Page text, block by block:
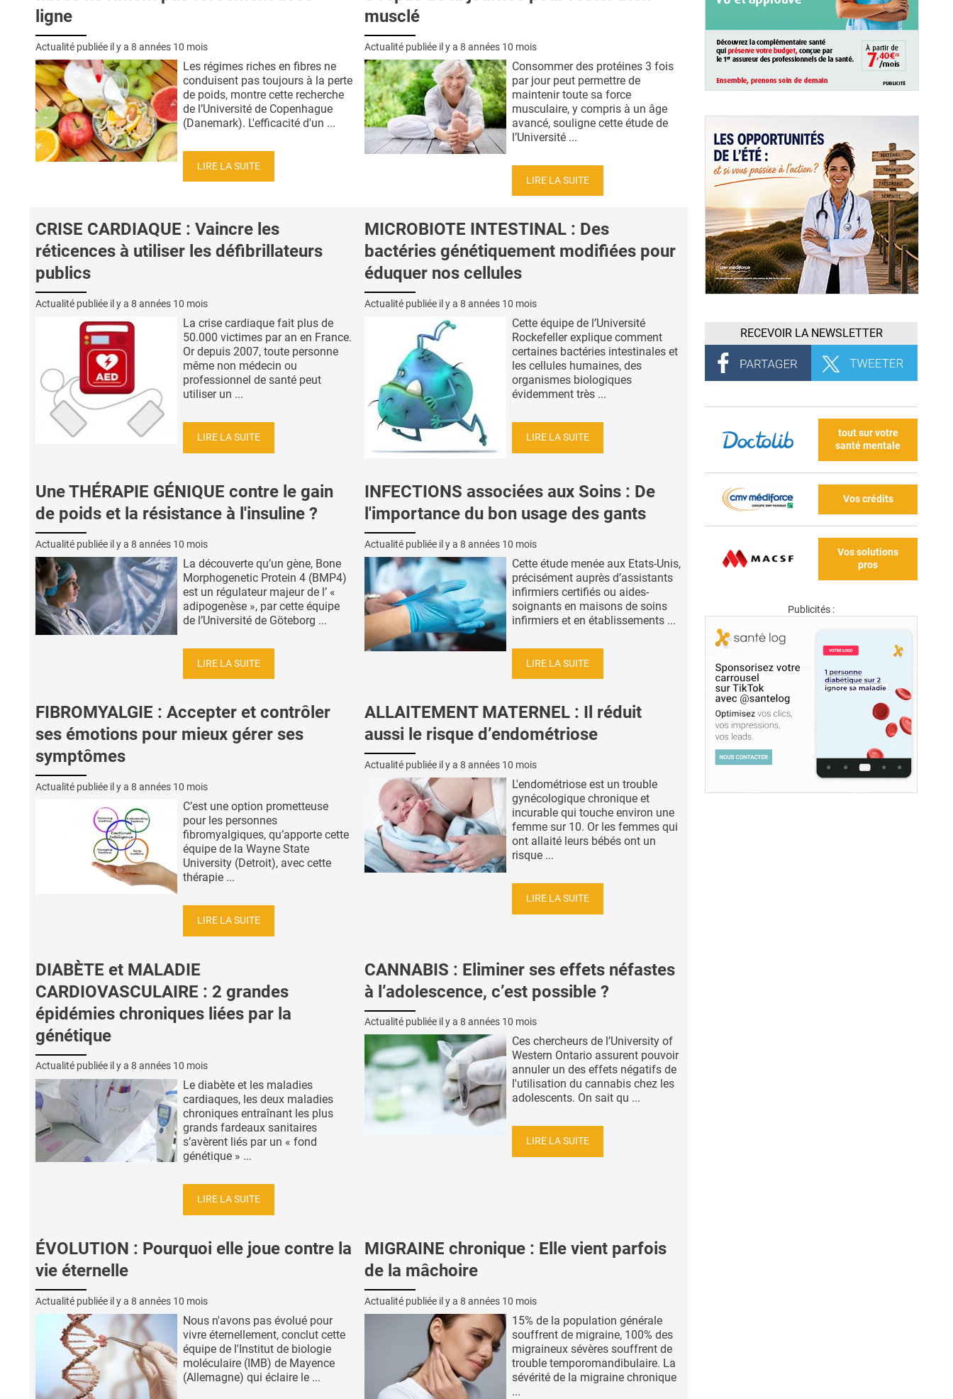
ligne
Actualité publiée il y a 8 années 10 mois
Les régimes riches en fibres ne
conduisent pas toujours à la perte
de poids, montre cette recherche
de l’Université de Copenhague
(Danemark). L'efficacité d'un ...
LIRE LA SUITE
musclé
Actualité publiée il y a 8 années 10 mois
Consommer des protéines 3 fois
par jour peut permettre de
maintenir toute sa force
musculaire, y compris à un âge
avancé, souligne cette étude de
l’Université ...
LIRE LA SUITE
CRISE CARDIAQUE : Vaincre les
réticences à utiliser les défibrillateurs
publics
Actualité publiée il y a 8 années 10 mois
La crise cardiaque fait plus de
50.000 victimes par an en France.
Or depuis 2007, toute personne
même non médecin ou
professionnel de santé peut
utiliser un ...
LIRE LA SUITE
MICROBIOTE INTESTINAL : Des
bactéries génétiquement modifiées pour
éduquer nos cellules
Actualité publiée il y a 8 années 10 mois
Cette équipe de l’Université
Rockefeller explique comment
certaines bactéries intestinales et
les cellules humaines, des
organismes biologiques
évidemment très ...
LIRE LA SUITE
Une THÉRAPIE GÉNIQUE contre le gain
de poids et la résistance à l'insuline ?
Actualité publiée il y a 8 années 10 mois
La découverte qu’un gène, Bone
Morphogenetic Protein 4 (BMP4)
est un régulateur majeur de l’ «
adipogenèse », par cette équipe
de l’Université de Göteborg ...
LIRE LA SUITE
INFECTIONS associées aux Soins : De
l'importance du bon usage des gants
Actualité publiée il y a 8 années 10 mois
Cette étude menée aux Etats-Unis,
précisément auprès d’assistants
infirmiers certifiés ou aides-
soignants en maisons de soins
infirmiers et en établissements ...
LIRE LA SUITE
FIBROMYALGIE : Accepter et contrôler
ses émotions pour mieux gérer ses
symptômes
Actualité publiée il y a 8 années 10 mois
C’est une option prometteuse
pour les personnes
fibromyalgiques, qu’apporte cette
équipe de la Wayne State
University (Detroit), avec cette
thérapie ...
LIRE LA SUITE
ALLAITEMENT MATERNEL : Il réduit
aussi le risque d’endométriose
Actualité publiée il y a 8 années 10 mois
L'endométriose est un trouble
gynécologique chronique et
incurable qui touche environ une
femme sur 10. Or les femmes qui
ont allaité leurs bébés ont un
risque ...
LIRE LA SUITE
DIABÈTE et MALADIE
CARDIOVASCULAIRE : 2 grandes
épidémies chroniques liées par la
génétique
Actualité publiée il y a 8 années 10 mois
Le diabète et les maladies
cardiaques, les deux maladies
chroniques entraînant les plus
grands fardeaux sanitaires
s’avèrent liés par un « fond
génétique » ...
LIRE LA SUITE
CANNABIS : Eliminer ses effets néfastes
à l’adolescence, c’est possible ?
Actualité publiée il y a 8 années 10 mois
Ces chercheurs de l’University of
Western Ontario assurent pouvoir
annuler un des effets négatifs de
l'utilisation du cannabis chez les
adolescents. On sait qu ...
LIRE LA SUITE
ÉVOLUTION : Pourquoi elle joue contre la
vie éternelle
Actualité publiée il y a 8 années 10 mois
Nous n'avons pas évolué pour
vivre éternellement, conclut cette
équipe de l'Institut de biologie
moléculaire (IMB) de Mayence
(Allemagne) qui éclaire le ...
MIGRAINE chronique : Elle vient parfois
de la mâchoire
Actualité publiée il y a 8 années 10 mois
15% de la population générale
souffrent de migraine, 100% des
migraineux sévères souffrent de
trouble temporomandibulaire. La
sévérité de la migraine chronique
...
RECEVOIR LA NEWSLETTER
tout sur votre
santé mentale
Vos crédits
Vos solutions
pros
Publicités :